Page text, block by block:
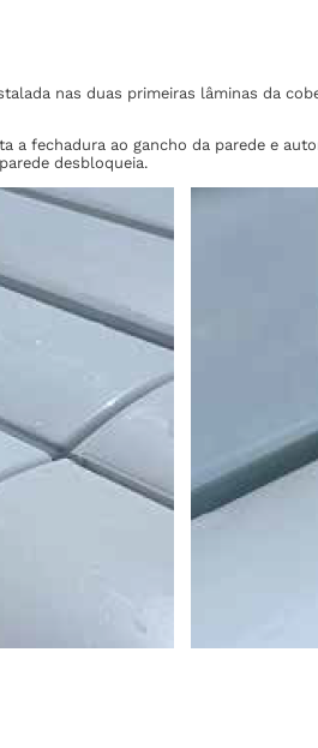
nas duas primeiras lâminas da
a fechadura ao gancho da parede e
desbloqueia.